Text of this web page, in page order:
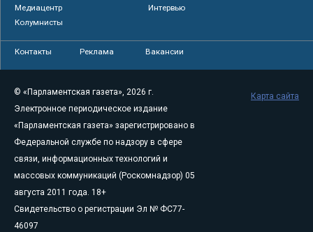
Медиацентр
Интервью
Колумнисты
Контакты Реклама Вакансии
© «Парламентская газета», 2026 г.
Электронное периодическое издание
«Парламентская газета» зарегистрировано в
Федеральной службе по надзору в сфере
связи, информационных технологий и
массовых коммуникаций (Роскомнадзор) 05
августа 2011 года. 18+
Свидетельство о регистрации Эл № ФС77-
46097
Карта сайта